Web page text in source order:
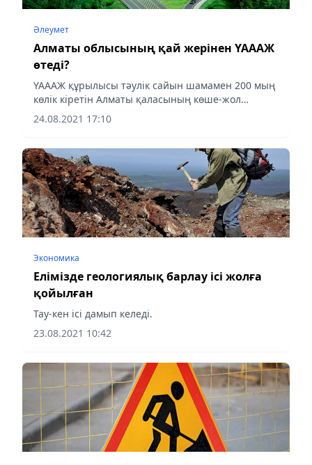
Әлеумет
Алматы облысының қай жерінен ҮАААЖ
өтеді?
ҮАААЖ құрылысы тәулік сайын шамамен 200 мың
көлік кіретін Алматы қаласының көше-жол
желісіне көлік жүктемесін азайту үшін 2018 жылы
басталды.
24.08.2021 17:10
Экономика
Елімізде геологиялық барлау ісі жолға
қойылған
Тау-кен ісі дамып келеді.
23.08.2021 10:42